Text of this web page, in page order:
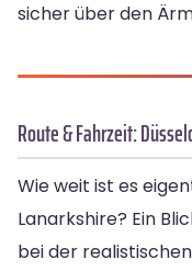
sicher über den
Route & Fahrzeit:
Wie weit ist es
Lanarkshire? Ein
bei der